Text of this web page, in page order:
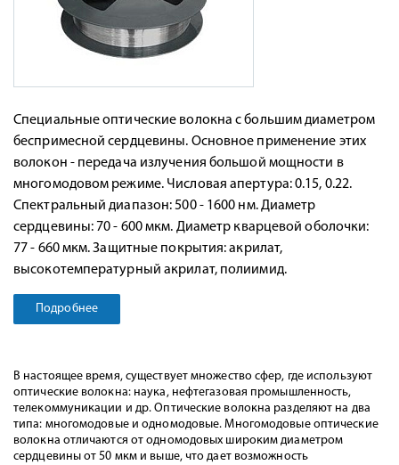
Специальные оптические волокна с большим диаметром
беспримесной сердцевины. Основное применение этих
волокон - передача излучения большой мощности в
многомодовом режиме. Числовая апертура: 0.15, 0.22.
Спектральный диапазон: 500 - 1600 нм. Диаметр
сердцевины: 70 - 600 мкм. Диаметр кварцевой оболочки:
77 - 660 мкм. Защитные покрытия: акрилат,
высокотемпературный акрилат, полиимид.
Подробнее
В настоящее время, существует множество сфер, где используют
оптические волокна: наука, нефтегазовая промышленность,
телекоммуникации и др. Оптические волокна разделяют на два
типа: многомодовые и одномодовые. Многомодовые оптические
волокна отличаются от одномодовых широким диаметром
сердцевины от 50 мкм и выше, что дает возможность